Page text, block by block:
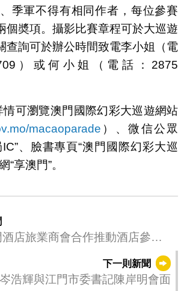
季軍不得有相同作者，每位參賽
個奬項。攝影比賽章程可於大巡遊
查詢可於辦公時間致電李小姐（電
）或何小姐（電話：2875
情可瀏覽澳門國際幻彩大巡遊網站
macaoparade ）、微信公眾
、臉書專頁“澳門國際幻彩大巡
“享澳門”。
店旅業商會合作推動酒店參與
下一則新聞
浩輝與江門市委書記陳岸明會面